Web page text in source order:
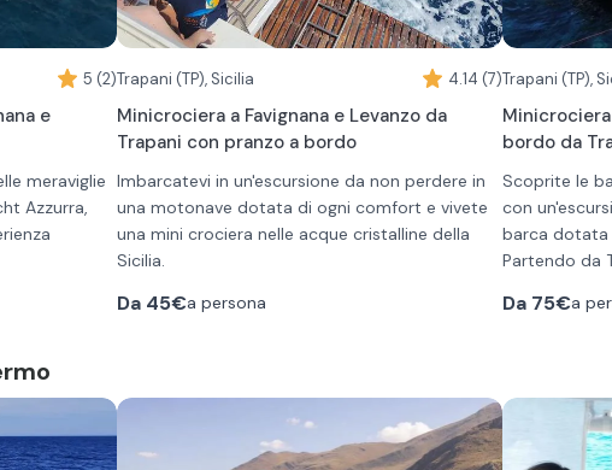
5 (2)
e
meraviglie
Azzurra,
due ore per
più vicine
con
Trapani (TP), Sicilia 4.14 (7)
Minicrociera a Favignana e Levanzo da
Trapani con pranzo a bordo
Imbarcatevi in un'escursione da non perdere in
una motonave dotata di ogni comfort e vivete
una mini crociera nelle acque cristalline della
Sicilia.
porterà a diverse destinazioni, visitando le
costeggerete le calette più belle e suggestive di
Favignana come Cala Rossa, Cala Azzurra. Sono
Da 45€a persona
Trapani (TP),
bordo da
Scoprite le
con
barca dotata
Partendo da
tappa in
per un'altra
siciliano,
capperi e
Da 75€a